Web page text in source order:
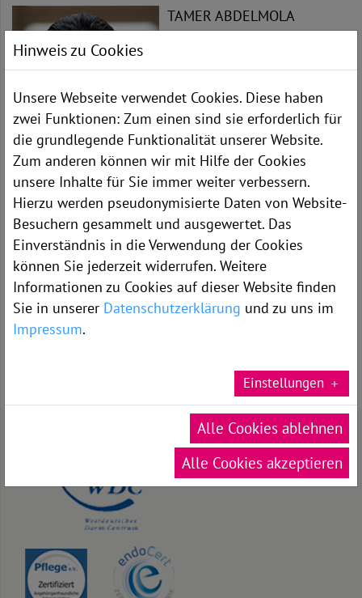
TAMER ABDELMOLA
OBERARZT
WEITERE INFORMATIONEN
Hernienentstehung und OP-Verfahren
In unserer Mitte der Mensch
Hinweis zu Cookies
Unsere Webseite verwendet Cookies. Diese haben
zwei Funktionen: Zum einen sind sie erforderlich für
die grundlegende Funktionalität unserer Website.
Zum anderen können wir mit Hilfe der Cookies
unsere Inhalte für Sie immer weiter verbessern.
Hierzu werden pseudonymisierte Daten von Website-
Besuchern gesammelt und ausgewertet. Das
Einverständnis in die Verwendung der Cookies
können Sie jederzeit widerrufen. Weitere
Informationen zu Cookies auf dieser Website finden
Sie in unserer Datenschutzerklärung und zu uns im
Impressum.
Einstellungen
Alle Cookies ablehnen
Alle Cookies akzeptieren